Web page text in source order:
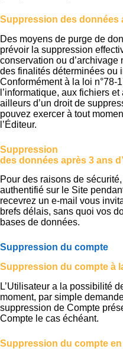
Suppression des
Des moyens de purge de
prévoir la suppression
conservation ou d’archivage
des finalités déterminées ou
Conformément à la loi n°78-
l’informatique, aux fichiers
ailleurs d’un droit de
pouvez exercer à tout
l’Éditeur.
Suppression
des données après 3 ans
Pour des raisons de
authentifié sur le Site
recevrez un e-mail vous
brefs délais, sans quoi vos
bases de données.
Suppression du compte
Suppression du compte à
L’Utilisateur a la possibilité
moment, par simple
suppression de Compte
Compte le cas échéant.
Suppression du compte